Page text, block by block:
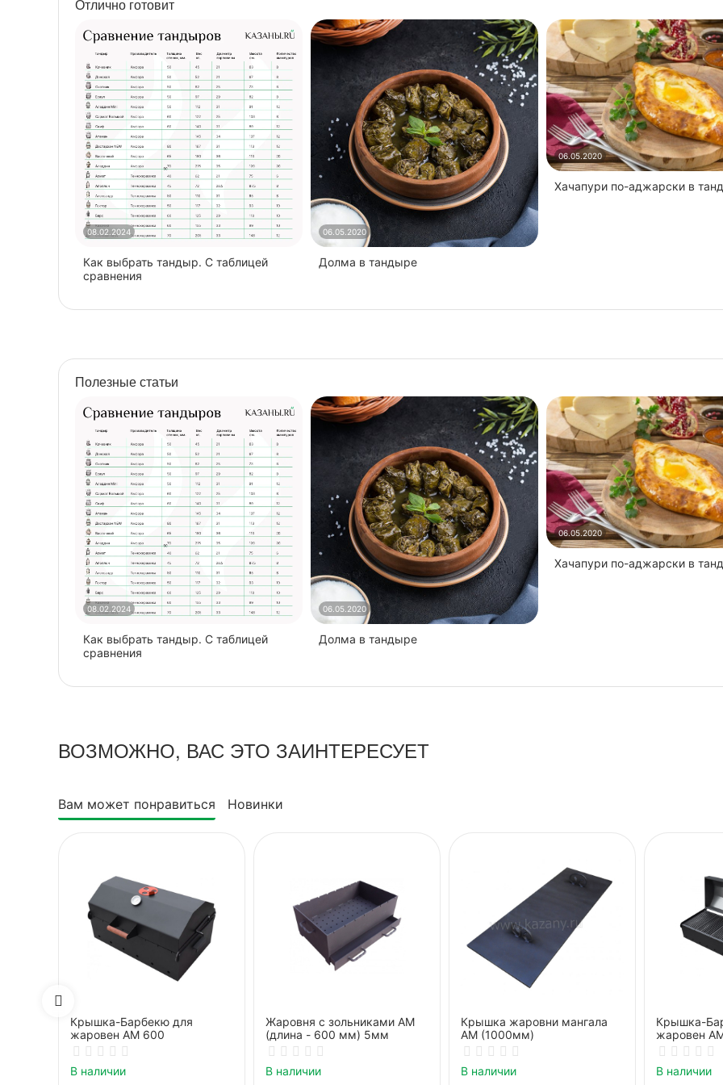
Отлично готовит
08.02.2024
Как выбрать тандыр. С таблицей
сравнения
06.05.2020
​Долма в тандыре
06.05.2020
Хачапури по-аджарски в
Полезные статьи
08.02.2024
Как выбрать тандыр. С таблицей
сравнения
06.05.2020
​Долма в тандыре
06.05.2020
Хачапури по-аджарски в
ВОЗМОЖНО, ВАС ЭТО ЗАИНТЕРЕСУЕТ
Вам может понравиться Новинки
Крышка-Барбекю для
жаровен АМ 600
В наличии
Жаровня с зольниками АМ
(длина - 600 мм) 5мм
В наличии
Крышка жаровни мангала
АМ (1000мм)
В наличии
Крышка-
жаровен
грилль
В наличии